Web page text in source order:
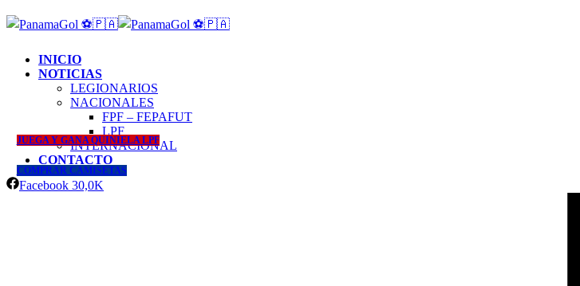
INICIO
NOTICIAS
LEGIONARIOS
NACIONALES
FPF – FEPAFUT
LPF
INTERNACIONAL
CONTACTO
JUEGA Y GANA QUINIELA LPF
COMPRAR CAMISETAS
Facebook 30,0K